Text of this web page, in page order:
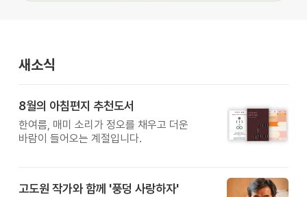
새소식
8월의 아침편지 추천도서
한여름, 매미 소리가 정오를 채우고 더운
바람이 들어오는 계절입니다.
고도원 작가와 함께 '풍덩 사랑하자'